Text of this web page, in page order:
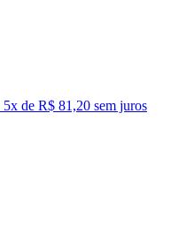
5x de R$ 81,20 sem juros